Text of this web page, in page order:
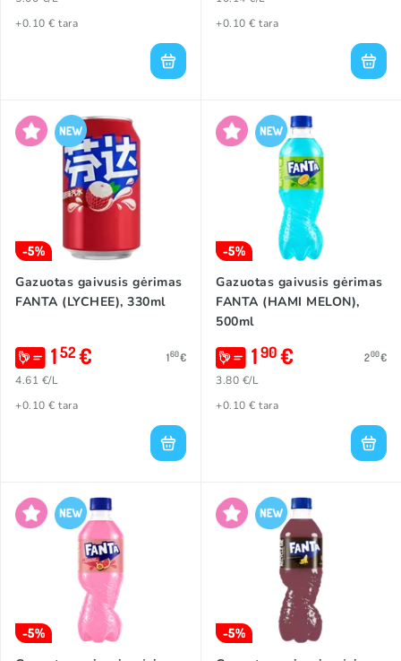
+0.10 € tara
+0.10 € tara
-5%
Gazuotas gaivusis gėrimas
FANTA (LYCHEE), 330ml
152€ 160€
4.61 €/L
+0.10 € tara
-5%
Gazuotas gaivusis gėrimas
FANTA (HAMI MELON),
500ml
190€ 200€
3.80 €/L
+0.10 € tara
-5% -5%